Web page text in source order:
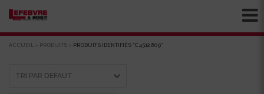
ACCUEIL > PRODUITS > PRODUITS IDENTIFIÉS “C4512809”